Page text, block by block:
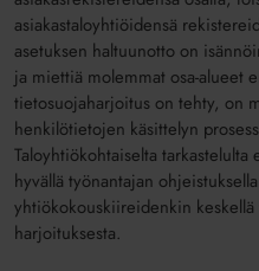
asiakastaloyhtiöidensä
asetuksen haltuunotto on
ja miettiä molemmat osa-alueet
tietosuojaharjoitus on tehty, on
henkilötietojen käsittelyn
Taloyhtiökohtaiselta
hyvällä työnantajan
yhtiökokouskiireidenkin
harjoituksesta.